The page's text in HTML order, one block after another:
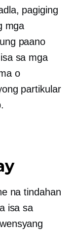
pagiging
mga
paano
sa mga
o
partikular
na tindahan
isa sa